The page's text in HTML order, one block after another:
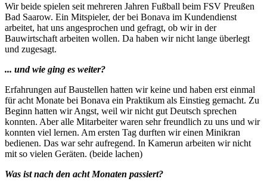
Wir beide spielen seit mehreren Jahren Fußball beim FSV Preußen
Bad Saarow. Ein Mitspieler, der bei Bonava im Kundendienst
arbeitet, hat uns angesprochen und gefragt, ob wir in der
Bauwirtschaft arbeiten wollen. Da haben wir nicht lange überlegt
und zugesagt.
... und wie ging es weiter?
Erfahrungen auf Baustellen hatten wir keine und haben erst einmal
für acht Monate bei Bonava ein Praktikum als Einstieg gemacht. Zu
Beginn hatten wir Angst, weil wir nicht gut Deutsch sprechen
konnten. Aber alle Mitarbeiter waren sehr freundlich zu uns und wir
konnten viel lernen. Am ersten Tag durften wir einen Minikran
bedienen. Das war sehr aufregend. In Kamerun arbeiten wir nicht
mit so vielen Geräten. (beide lachen)
Was ist nach den acht Monaten passiert?